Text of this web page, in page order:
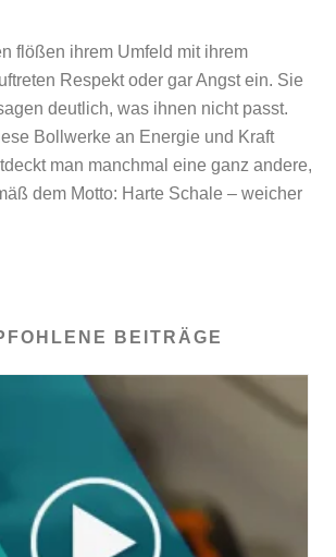
flößen ihrem Umfeld mit ihrem
Respekt oder gar Angst ein. Sie
deutlich, was ihnen nicht passt.
Bollwerke an Energie und Kraft
man manchmal eine ganz andere,
dem Motto: Harte Schale – weicher
BEITRÄGE